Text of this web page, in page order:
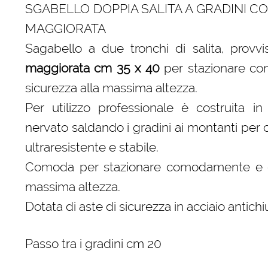
SGABELLO DOPPIA SALITA A GRADINI
MAGGIORATA
Sagabello a due tronchi di salita,
maggiorata cm 35 x 40per stazionare
sicurezza alla massima altezza.
Per utilizzo professionale è costruita in
nervato saldando i gradini ai montanti per
ultraresistente e stabile.
Comoda per stazionare comodamente e
massima altezza.
Dotata di aste di sicurezza in acciaio
Passo tra i gradini cm 20